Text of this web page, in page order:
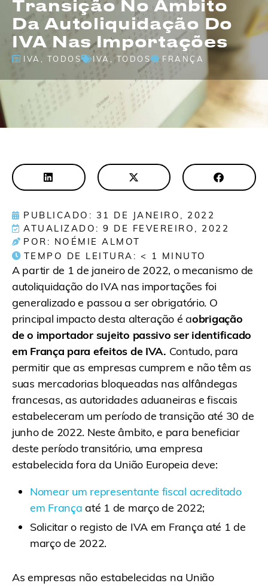
Transição No Âmbito
Da Autoliquidação Do
IVA Nas Importações
IVA TODOS IVA ,TODOS FRANÇA
PUBLICADO: 31 DE JANEIRO, 2022
ATUALIZADO: 9 DE FEVEREIRO, 2022
POR: NOÉMIE ALMOT
TEMPO DE LEITURA: < 1 MINUTO
A partir de 1 de janeiro de 2022, o mecanismo de
autoliquidação do IVA nas importações foi
generalizado e passou a ser obrigatório. O
principal impacto desta alteração é aobrigação
de o importador sujeito passivo ser identificado
em França para efeitos de IVA. Contudo, para
permitir que as empresas cumprem e não têm as
suas mercadorias bloqueadas nas alfândegas
francesas, as autoridades aduaneiras e fiscais
estabeleceram um período de transição até 30 de
junho de 2022. Neste âmbito, e para beneficiar
deste período transitório, uma empresa
estabelecida fora da União Europeia deve:
Nomear um representante fiscal acreditado
em Françaaté 1 de março de 2022;
Solicitar o registo de IVA em França até 1 de
março de 2022.
As empresas não estabelecidas na União